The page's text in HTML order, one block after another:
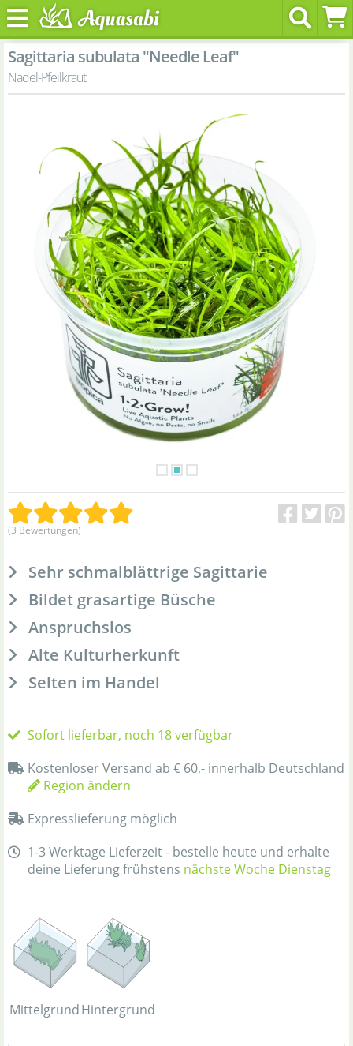
Sagittaria subulata "Needle Leaf"
Nadel-Pfeilkraut
(3 Bewertungen)
Sehr schmalblättrige Sagittarie
Bildet grasartige Büsche
Anspruchslos
Alte Kulturherkunft
Selten im Handel
Sofort lieferbar, noch 18 verfügbar
Kostenloser Versand ab € 60,- innerhalb Deutschland
Region ändern
Expresslieferung möglich
1-3 Werktage Lieferzeit - bestelle heute und erhalte
deine Lieferung frühstens nächste Woche Dienstag
MittelgrundHintergrund